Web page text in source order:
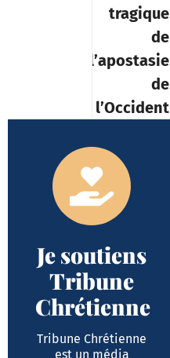
tragique
de
l’apostasie
de
l’Occident
Je soutiens
Tribune
Chrétienne
Tribune Chrétienne
est un média